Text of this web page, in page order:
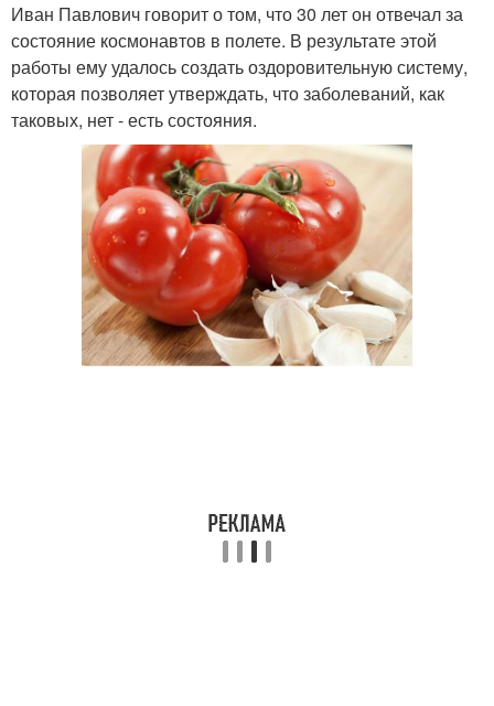
Иван Павлович говорит о том, что 30 лет он отвечал за
состояние космонавтов в полете. В результате этой
работы ему удалось создать оздоровительную систему,
которая позволяет утверждать, что заболеваний, как
таковых, нет - есть состояния.